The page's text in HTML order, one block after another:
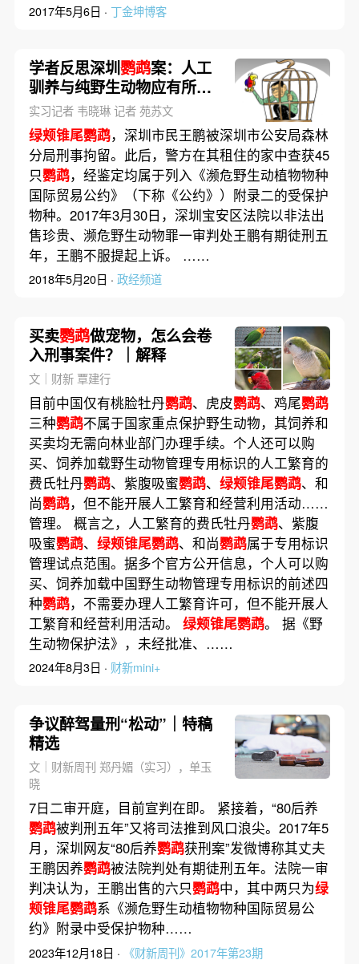
2017年5月6日 · 丁金坤博客
学者反思深圳鹦鹉案：人工
驯养与纯野生动物应有所区
别
实习记者 韦晓琳 记者 苑苏文
绿颊锥尾鹦鹉，深圳市民王鹏被深圳市公安局森林
分局刑事拘留。此后，警方在其租住的家中查获45
只鹦鹉，经鉴定均属于列入《濒危野生动植物物种
国际贸易公约》（下称《公约》）附录二的受保护
物种。2017年3月30日，深圳宝安区法院以非法出
售珍贵、濒危野生动物罪一审判处王鹏有期徒刑五
年，王鹏不服提起上诉。 ……
2018年5月20日 · 政经频道
买卖鹦鹉做宠物，怎么会卷
入刑事案件？｜解释
文｜财新 覃建行
目前中国仅有桃脸牡丹鹦鹉、虎皮鹦鹉、鸡尾鹦鹉
三种鹦鹉不属于国家重点保护野生动物，其饲养和
买卖均无需向林业部门办理手续。个人还可以购
买、饲养加载野生动物管理专用标识的人工繁育的
费氏牡丹鹦鹉、紫腹吸蜜鹦鹉、 绿颊锥尾鹦鹉、和
尚鹦鹉，但不能开展人工繁育和经营利用活动……
管理。 概言之，人工繁育的费氏牡丹鹦鹉、紫腹
吸蜜鹦鹉、 绿颊锥尾鹦鹉、和尚鹦鹉属于专用标识
管理试点范围。据多个官方公开信息，个人可以购
买、饲养加载中国野生动物管理专用标识的前述四
种鹦鹉，不需要办理人工繁育许可，但不能开展人
工繁育和经营利用活动。 绿颊锥尾鹦鹉。 据《野
生动物保护法》，未经批准、……
2024年8月3日 · 财新mini+
争议醉驾量刑“松动”｜特稿
精选
文｜财新周刊 郑丹媚（实习），单玉
晓
7日二审开庭，目前宣判在即。 紧接着，“80后养
鹦鹉被判刑五年”又将司法推到风口浪尖。2017年5
月，深圳网友“80后养鹦鹉获刑案”发微博称其丈夫
王鹏因养鹦鹉被法院判处有期徒刑五年。法院一审
判决认为，王鹏出售的六只鹦鹉中，其中两只为绿
颊锥尾鹦鹉系《濒危野生动植物物种国际贸易公
约》附录中受保护物种……
2023年12月18日 · 《财新周刊》2017年第23期